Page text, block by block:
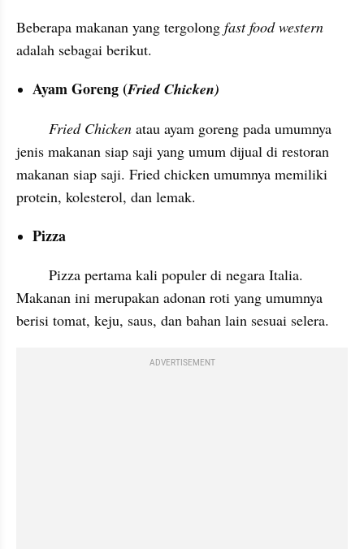
Beberapa makanan yang tergolong
adalah sebagai berikut.
Ayam Goreng (Fried Chicken)
        Fried Chicken
atau ayam goreng pada umumnya
jenis makanan siap saji yang umum dijual di restoran
makanan siap saji. Fried chicken umumnya memiliki
protein, kolesterol, dan lemak.
Pizza
Makanan ini merupakan adonan roti yang umumnya
berisi tomat, keju, saus, dan bahan lain sesuai selera.
ADVERTISEMENT